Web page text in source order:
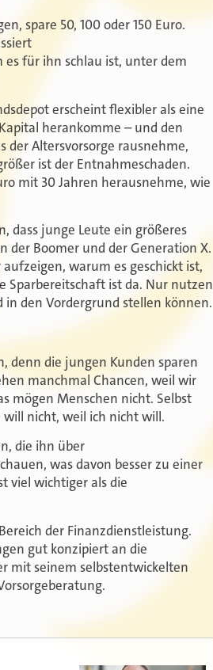
spare 50, 100 oder 150 Euro.
es für ihn schlau ist, unter dem
erscheint flexibler als eine
herankomme – und den
der Altersvorsorge rausnehme,
ist der Entnahmeschaden.
mit 30 Jahren herausnehme, wie
dass junge Leute ein größeres
der Boomer und der Generation X.
warum es geschickt ist,
Sparbereitschaft ist da. Nur nutzen
den Vordergrund stellen können.
denn die jungen Kunden sparen
manchmal Chancen, weil wir
mögen Menschen nicht. Selbst
nicht, weil ich nicht will.
die ihn über
was davon besser zu einer
viel wichtiger als die
der Finanzdienstleistung.
gut konzipiert an die
mit seinem selbstentwickelten